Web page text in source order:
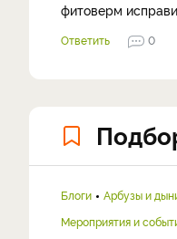
фитоверм
Ответить 0
Блоги Арбузы и
Мероприятия и